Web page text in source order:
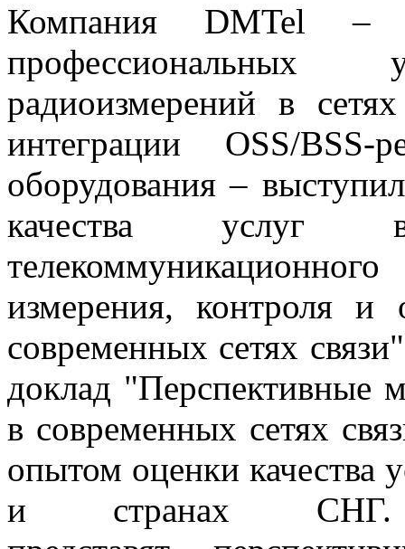
Компания DMTel –
радиоизмерений в
интеграции OSS/
оборудования –
качества услуг
измерения, контроля и
современных сетях
доклад "Перспективные
в современных сетях
опытом оценки качества
и странах